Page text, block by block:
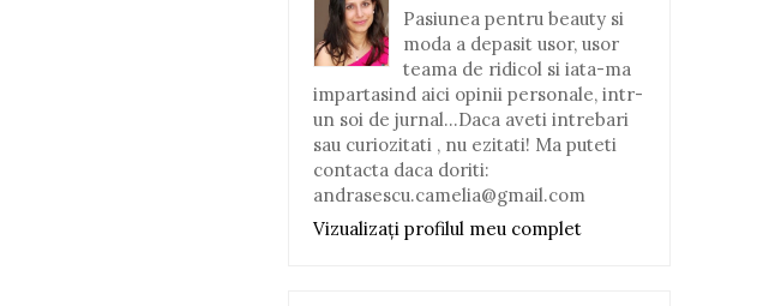
Pasiunea pentru beauty si
moda a depasit usor, usor
teama de ridicol si iata-ma
impartasind aici opinii personale, intr-
un soi de jurnal...Daca aveti intrebari
sau curiozitati , nu ezitati! Ma puteti
contacta daca doriti:
andrasescu.camelia@gmail.com
Vizualizați profilul meu complet